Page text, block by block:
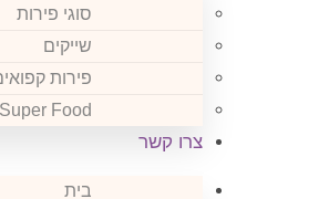
סוגי פירות
שייקים
פירות
Super Food
צרו קשר
בית